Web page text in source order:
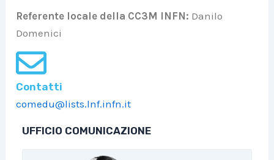
Referente locale della CC3M INFN: Danilo
Domenici
Contatti
comedu@lists.lnf.infn.it
UFFICIO COMUNICAZIONE